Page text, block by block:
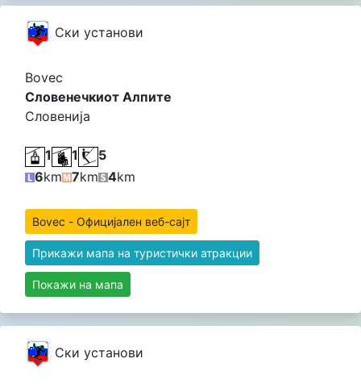
Cки установи
Bovec
Словенечкиот Алпите
Словенија
1 1
5
6km 7km 4km
Bovec - Официјален веб-сајт
Прикажи мапа на туристички атракции
Покажи на мапа
Cки установи